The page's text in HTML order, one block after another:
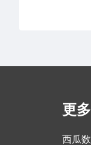
更
西瓜